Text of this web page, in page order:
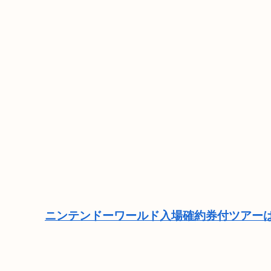
ニンテンドーワールド入場確約券付ツアー